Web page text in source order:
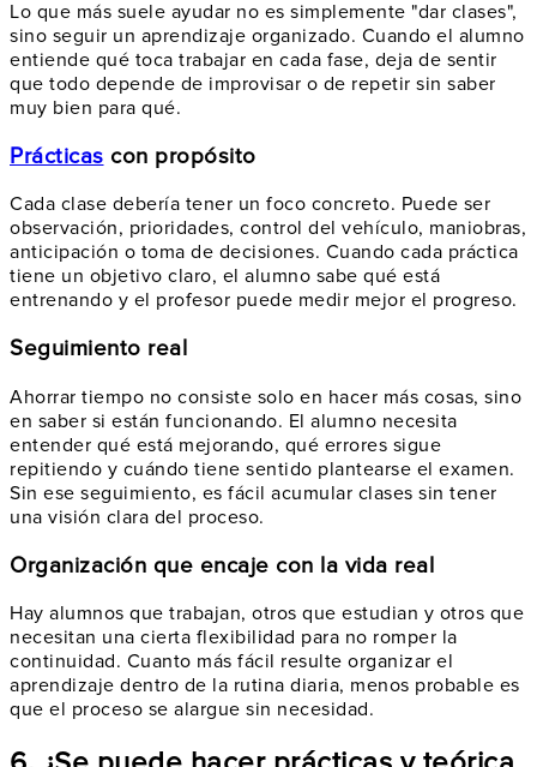
Lo que más suele ayudar no es simplemente "dar clases",
sino seguir un aprendizaje organizado. Cuando el alumno
entiende qué toca trabajar en cada fase, deja de sentir
que todo depende de improvisar o de repetir sin saber
muy bien para qué.
Prácticas con propósito
Cada clase debería tener un foco concreto. Puede ser
observación, prioridades, control del vehículo, maniobras,
anticipación o toma de decisiones. Cuando cada práctica
tiene un objetivo claro, el alumno sabe qué está
entrenando y el profesor puede medir mejor el progreso.
Seguimiento real
Ahorrar tiempo no consiste solo en hacer más cosas, sino
en saber si están funcionando. El alumno necesita
entender qué está mejorando, qué errores sigue
repitiendo y cuándo tiene sentido plantearse el examen.
Sin ese seguimiento, es fácil acumular clases sin tener
una visión clara del proceso.
Organización que encaje con la vida real
Hay alumnos que trabajan, otros que estudian y otros que
necesitan una cierta flexibilidad para no romper la
continuidad. Cuanto más fácil resulte organizar el
aprendizaje dentro de la rutina diaria, menos probable es
que el proceso se alargue sin necesidad.